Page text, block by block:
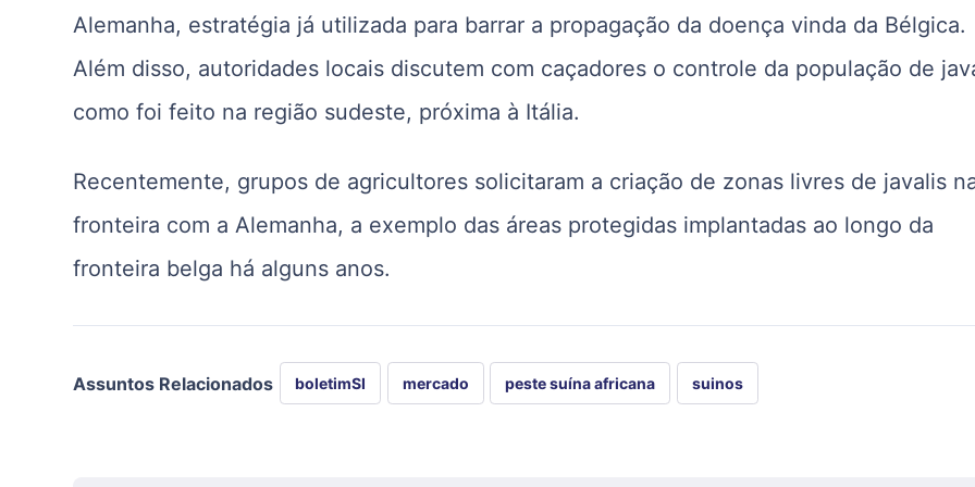
Alemanha, estratégia já utilizada para barrar a propagação da doença vinda da Bélgica.
Além disso, autoridades locais discutem com caçadores o controle da população de
como foi feito na região sudeste, próxima à Itália.
Recentemente, grupos de agricultores solicitaram a criação de zonas livres de javalis
fronteira com a Alemanha, a exemplo das áreas protegidas implantadas ao longo da
fronteira belga há alguns anos.
Assuntos Relacionados boletimSI mercado peste suína africana suinos